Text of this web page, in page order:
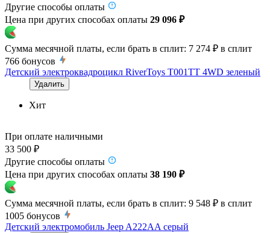
Другие способы оплаты
Цена при других способах оплаты 29 096 ₽
Сумма месячной платы, если брать в сплит: 7 274 ₽ в сплит
766 бонусов
Детский электроквадроцикл RiverToys T001TT 4WD зеленый
Удалить
Хит
При оплате наличными
33 500 ₽
Другие способы оплаты
Цена при других способах оплаты 38 190 ₽
Сумма месячной платы, если брать в сплит: 9 548 ₽ в сплит
1005 бонусов
Детский электромобиль Jeep A222AA серый